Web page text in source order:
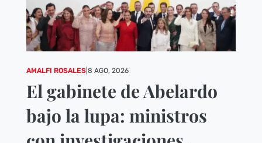
AMALFI ROSALES| 8 AGO, 2026
El gabinete de Abelardo
bajo la lupa: ministros